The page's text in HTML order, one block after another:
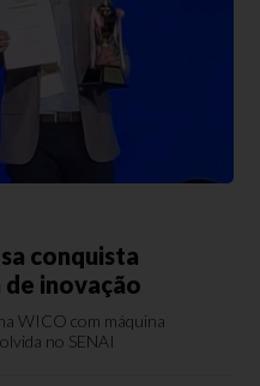
conquista
inovação
WICO com máquina
no SENAI